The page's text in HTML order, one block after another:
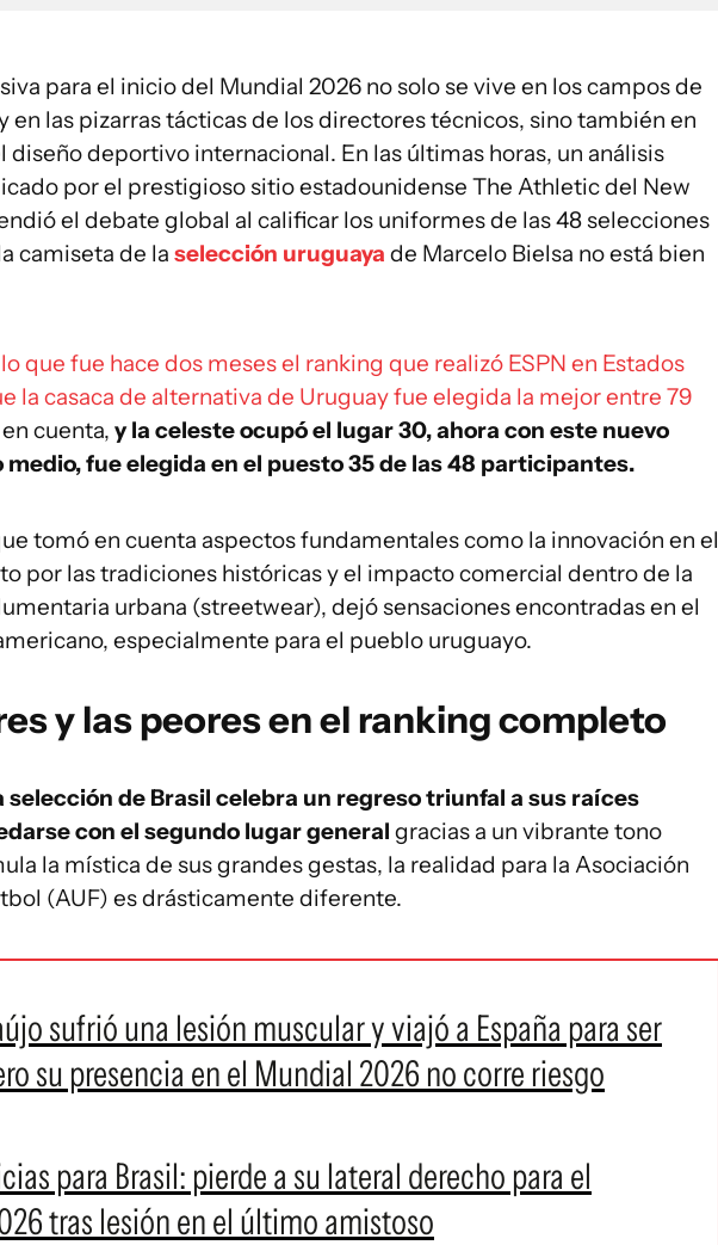
para el inicio del Mundial 2026 no solo se vive en los campos de
en las pizarras tácticas de los directores técnicos, sino también en
diseño deportivo internacional. En las últimas horas, un análisis
por el prestigioso sitio estadounidense The Athletic del New
el debate global al calificar los uniformes de las 48 selecciones
camiseta de la selección uruguaya de Marcelo Bielsa no está bien
que fue hace dos meses el ranking que realizó ESPN en Estados
la casaca de alternativa de Uruguay fue elegida la mejor entre 79
cuenta, y la celeste ocupó el lugar 30, ahora con este nuevo
fue elegida en el puesto 35 de las 48 participantes.
tomó en cuenta aspectos fundamentales como la innovación en el
por las tradiciones históricas y el impacto comercial dentro de la
urbana (streetwear), dejó sensaciones encontradas en el
especialmente para el pueblo uruguayo.
y las peores en el ranking completo
selección de Brasil celebra un regreso triunfal a sus raíces
con el segundo lugar general gracias a un vibrante tono
la mística de sus grandes gestas, la realidad para la Asociación
(AUF) es drásticamente diferente.
sufrió una lesión muscular y viajó a España para ser
su presencia en el Mundial 2026 no corre riesgo
para Brasil: pierde a su lateral derecho para el
tras lesión en el último amistoso